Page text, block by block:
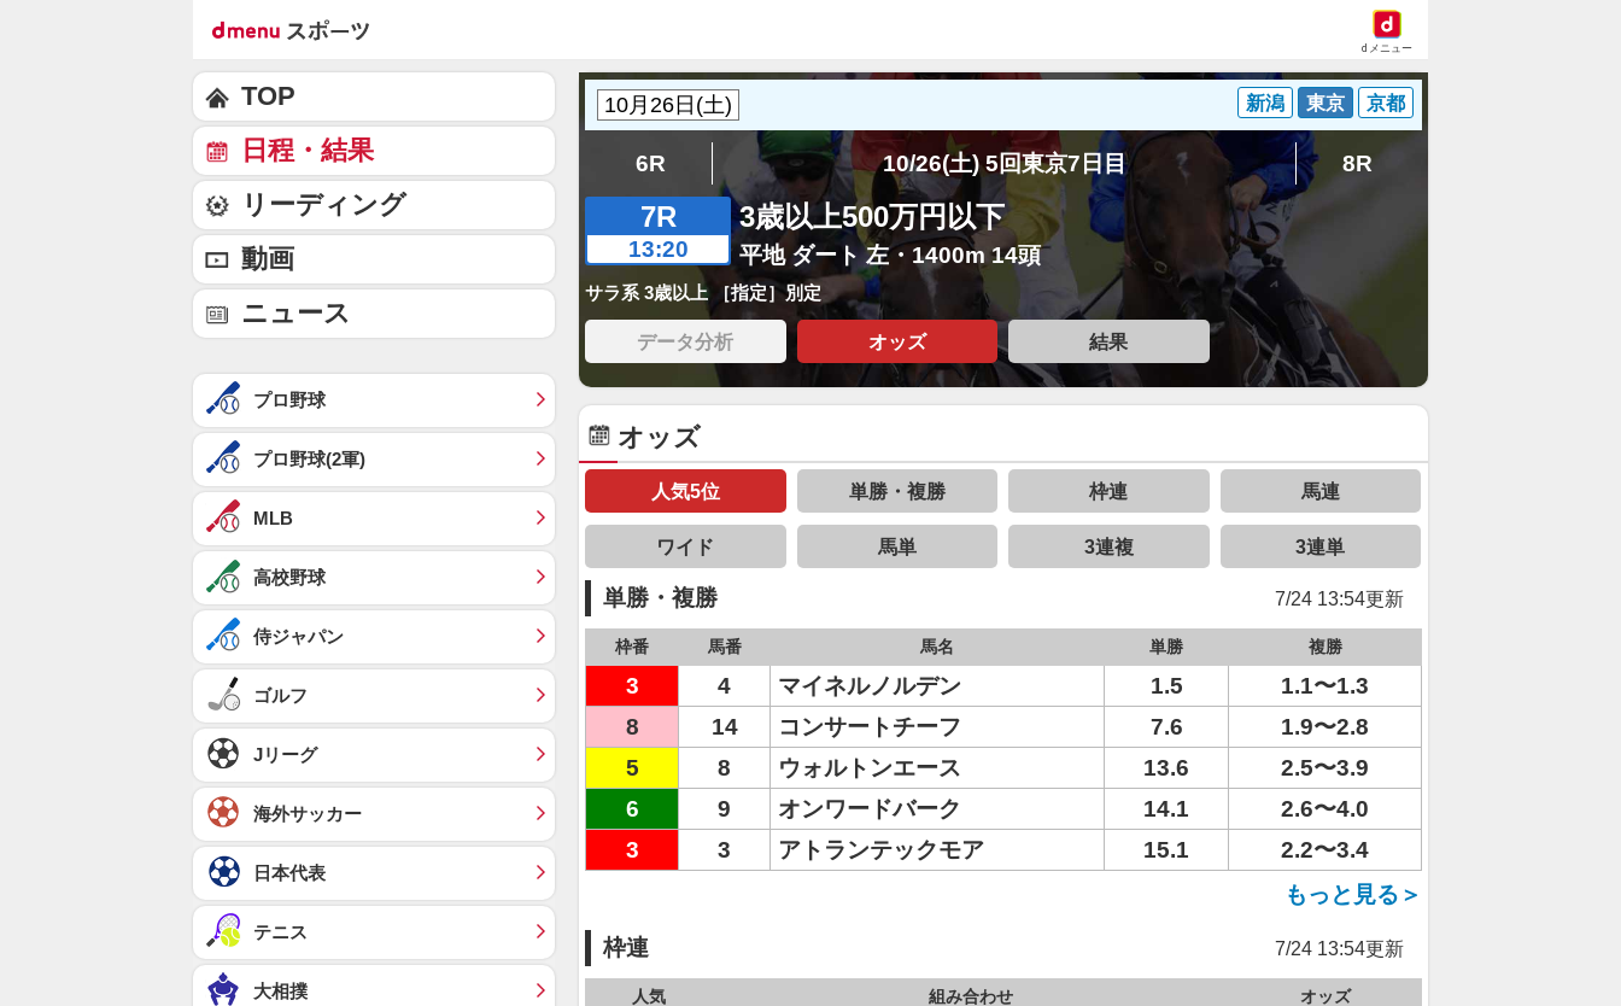
dメニュー
新潟 東京 京都
6R 10/26(土) 5回東京7日目 8R
7R
13:20
3歳以上500万円以下
平地 ダート 左・1400m 14頭
サラ系 3歳以上 ［指定］別定
データ分析 オッズ 結果
オッズ
人気5位 単勝・複勝 枠連 馬連
ワイド 馬単 3連複 3連単
単勝・複勝 7/24 13:54更新
枠番 馬番 馬名 単勝 複勝
3 4 マイネルノルデン 1.5
1.1〜1.3
8
14 コンサートチーフ 7.6
1.9〜2.8
5
8 ウォルトンエース 13.6
2.5〜3.9
6
9 オンワードバーク 14.1
2.6〜4.0
3
3 アトランテックモア 15.1
2.2〜3.4
もっと見る＞
枠連 7/24 13:54更新
人気 組み合わせ オッズ
TOP
日程・結果
リーディング
動画
ニュース
プロ野球
プロ野球(2軍)
MLB
高校野球
侍ジャパン
ゴルフ
Jリーグ
海外サッカー
日本代表
テニス
大相撲